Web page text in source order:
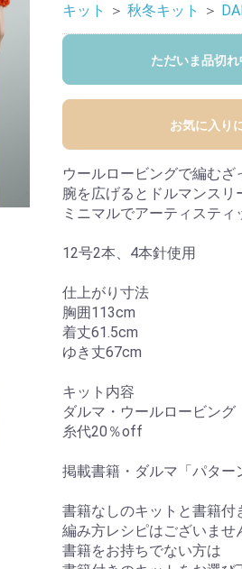
キット
＞ 秋冬キット ＞
ただいま品切れ
お気に入り
ウールロービングで編むざ
腕を広げるとドルマンスリ
ミニマルでアーティスティ
12号2本、4本針使用
仕上がり寸法
胸囲113cm
着丈61.5cm
ゆき丈67cm
キット内容
ダルマ・ウールロービン
糸代20％off
掲載書籍・ダルマ「パタ
書籍なしのキットと書籍付
編み方レシピはございませ
書籍をお持ちでない方は